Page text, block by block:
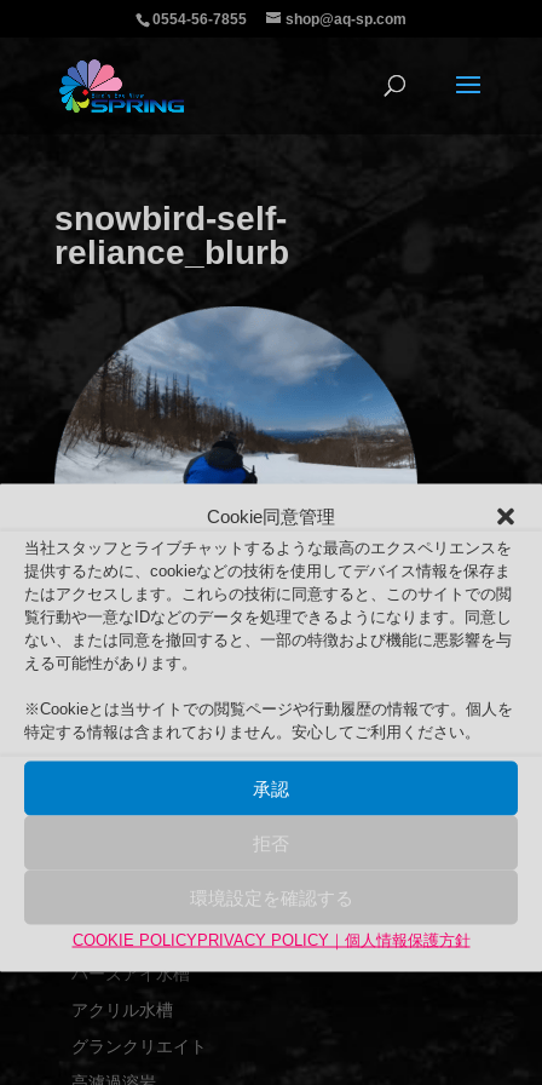
Cookie同意管理
当社スタッフとライブチャットするような最高のエクスペリエンスを
提供するために、cookieなどの技術を使用してデバイス情報を保存ま
たはアクセスします。これらの技術に同意すると、このサイトでの閲
覧行動や一意なIDなどのデータを処理できるようになります。同意し
ない、または同意を撤回すると、一部の特徴および機能に悪影響を与
える可能性があります。
※Cookieとは当サイトでの閲覧ページや行動履歴の情報です。個人を
特定する情報は含まれておりません。安心してご利用ください。
承認
拒否
環境設定を確認する
COOKIE POLICYPRIVACY POLICY｜個人情報保護方針
0554-56-7855 shop@aq-sp.com
snowbird-self-
reliance_blurb
SNOWBIRD 他人に頼まない
Search
検
対
UPEX
バーズアイ水槽
アクリル水槽
グランクリエイト